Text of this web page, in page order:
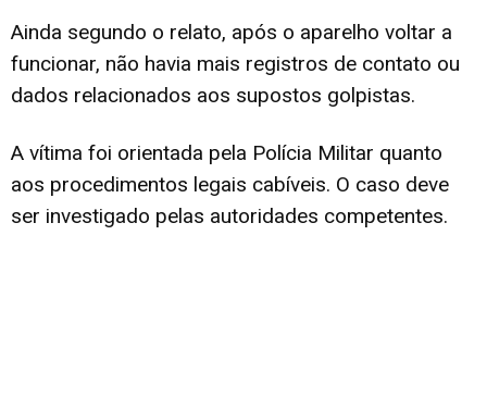
Ainda segundo o relato, após o aparelho voltar a
funcionar, não havia mais registros de contato ou
dados relacionados aos supostos golpistas.
A vítima foi orientada pela Polícia Militar quanto
aos procedimentos legais cabíveis. O caso deve
ser investigado pelas autoridades competentes.